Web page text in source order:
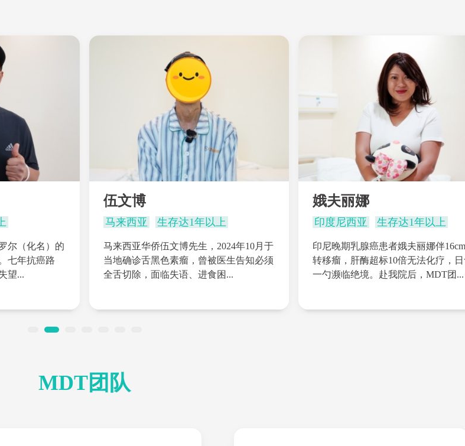
尔（化名）的
七年抗癌路
望...
伍文博
马来西亚 生存达1年以上
马来西亚华侨伍文博先生，2024年10月于
当地确诊舌黑色素瘤，曾被医生告知必须
全舌切除，面临失语、进食困...
娥夫丽娜
印度尼西亚 生存达1年以上
印尼晚期乳腺癌患者娥夫丽娜伴
转移瘤，肝酶超标10倍无法化疗，
一勺濒临绝境。赴我院后，MDT团...
MDT团队